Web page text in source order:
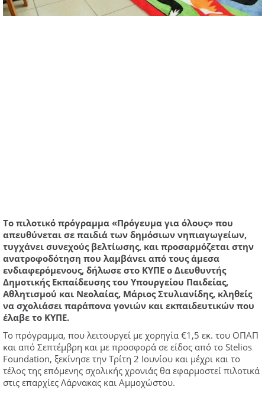
Το πιλοτικό πρόγραμμα «Πρόγευμα για όλους» που
απευθύνεται σε παιδιά των δημόσιων νηπιαγωγείων,
τυγχάνει συνεχούς βελτίωσης, και προσαρμόζεται στην
ανατροφοδότηση που λαμβάνει από τους άμεσα
ενδιαφερόμενους, δήλωσε στο ΚΥΠΕ ο Διευθυντής
Δημοτικής Εκπαίδευσης του Υπουργείου Παιδείας,
Αθλητισμού και Νεολαίας, Μάριος Στυλιανίδης, κληθείς
να σχολιάσει παράπονα γονιών και εκπαιδευτικών που
έλαβε το ΚΥΠΕ.
Το πρόγραμμα, που λειτουργεί με χορηγία €1,5 εκ. του ΟΠΑΠ
και από Σεπτέμβρη και με προσφορά σε είδος από το Stelios
Foundation, ξεκίνησε την Τρίτη 2 Ιουνίου και μέχρι και το
τέλος της επόμενης σχολικής χρονιάς θα εφαρμοστεί πιλοτικά
στις επαρχίες Λάρνακας και Αμμοχώστου.